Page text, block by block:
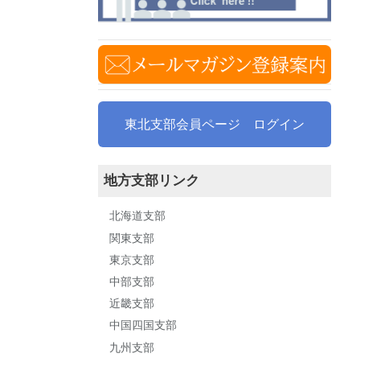
東北支部会員ページ ログイン
地方支部リンク
北海道支部
関東支部
東京支部
中部支部
近畿支部
中国四国支部
九州支部